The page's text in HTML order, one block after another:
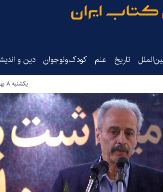
تاریخ‌ علم کودک‌ونوجوان دین و
یکشنبه ۸ بهمن ۱۳۹۶ - ۱۰:۰۶